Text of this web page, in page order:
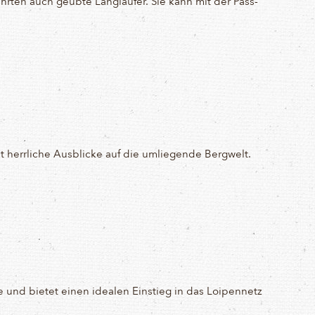
herrliche Ausblicke auf die umliegende Bergwelt.
und bietet einen idealen Einstieg in das Loipennetz